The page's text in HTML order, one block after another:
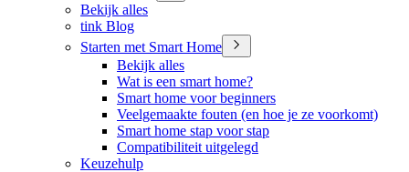
Bekijk alles
tink Blog
Starten met Smart Home
Bekijk alles
Wat is een smart home?
Smart home voor beginners
Veelgemaakte fouten (en hoe je ze voorkomt)
Smart home stap voor stap
Compatibiliteit uitgelegd
Keuzehulp